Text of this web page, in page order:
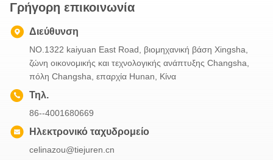
Γρήγορη επικοινωνία
Διεύθυνση
NO.1322 kaiyuan East Road, βιομηχανική βάση Xingsha,
ζώνη οικονομικής και τεχνολογικής ανάπτυξης Changsha,
πόλη Changsha, επαρχία Hunan, Κίνα
Τηλ.
86--4001680669
Ηλεκτρονικό ταχυδρομείο
celinazou@tiejuren.cn